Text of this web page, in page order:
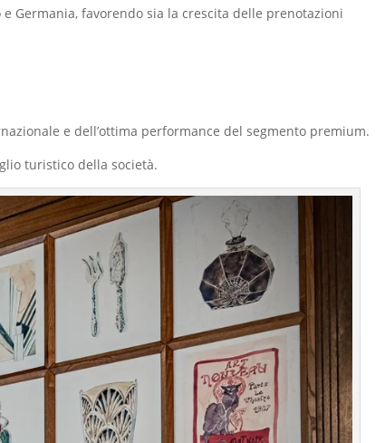
Germania, favorendo sia la crescita delle prenotazioni
e dell’ottima performance del segmento premium.
turistico della società.